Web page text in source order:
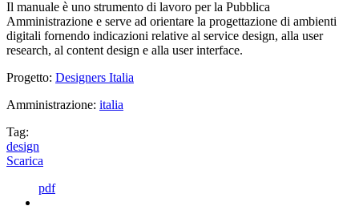
Il manuale è uno strumento di lavoro per la Pubblica
Amministrazione e serve ad orientare la progettazione di ambienti
digitali fornendo indicazioni relative al service design, alla user
research, al content design e alla user interface.
Progetto: Designers Italia
Amministrazione: italia
Tag:
design
Scarica
pdf